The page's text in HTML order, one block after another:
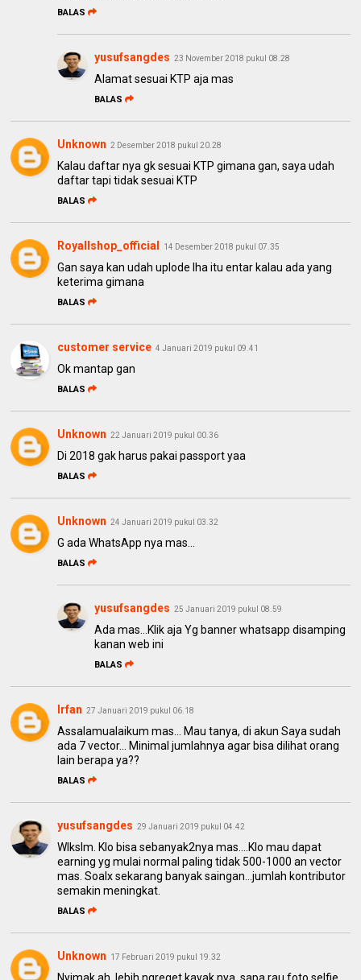
BALAS
yusufsangdes 23 November 2018 pukul 08.28
Alamat sesuai KTP aja mas
BALAS
Unknown 2 Desember 2018 pukul 20.28
Kalau daftar nya gk sesuai KTP gimana gan, saya udah
daftar tapi tidak sesuai KTP
BALAS
Royallshop_official 14 Desember 2018 pukul 07.35
Gan saya kan udah uplode lha itu entar kalau ada yang
keterima gimana
BALAS
customer service 4 Januari 2019 pukul 09.41
Ok mantap gan
BALAS
Unknown 22 Januari 2019 pukul 00.36
Di 2018 gak harus pakai passport yaa
BALAS
Unknown 24 Januari 2019 pukul 03.32
G ada WhatsApp nya mas...
BALAS
yusufsangdes 25 Januari 2019 pukul 08.59
Ada mas...Klik aja Yg banner whatsapp disamping
kanan web ini
BALAS
Irfan 27 Januari 2019 pukul 06.18
Assalamualaikum mas... Mau tanya, di akun Saya sudah
ada 7 vector... Minimal jumlahnya agar bisa dilihat orang
lain berapa ya??
BALAS
yusufsangdes 29 Januari 2019 pukul 04.42
Wlkslm. Klo bisa sebanyak2nya mas....Klo mau dapat
earning yg mulai normal paling tidak 500-1000 an vector
mas. Soalx sekarang banyak saingan...jumlah kontributor
semakin meningkat.
BALAS
Unknown 17 Februari 2019 pukul 19.32